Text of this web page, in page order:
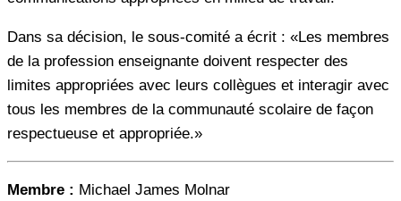
Dans sa décision, le sous-comité a écrit : «Les membres
de la profession enseignante doivent respecter des
limites appropriées avec leurs collègues et interagir avec
tous les membres de la communauté scolaire de façon
respectueuse et appropriée.»
Membre : Michael James Molnar